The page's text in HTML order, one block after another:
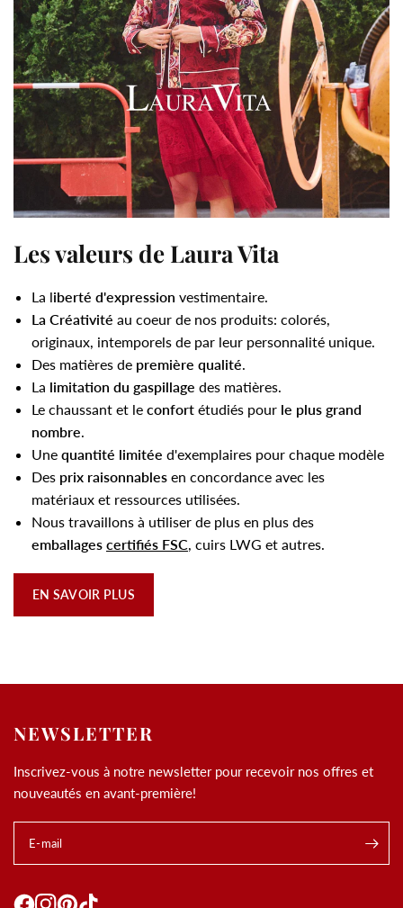
Les valeurs de Laura Vita
La liberté d'expression vestimentaire.
La Créativité au coeur de nos produits: colorés,
originaux, intemporels de par leur personnalité unique.
Des matières de première qualité.
La limitation du gaspillage des matières.
Le chaussant et le confort étudiés pour le plus grand
nombre.
Une quantité limitée d'exemplaires pour chaque modèle
Des prix raisonnables en concordance avec les
matériaux et ressources utilisées.
Nous travaillons à utiliser de plus en plus des
emballages certifiés FSC, cuirs LWG et autres.
EN SAVOIR PLUS
NEWSLETTER
Inscrivez-vous à notre newsletter pour recevoir nos offres et
nouveautés en avant-première!
E-mail